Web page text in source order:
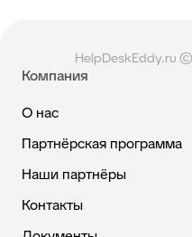
HelpDeskEddy.ru
Компания
О нас
Партнёрская программа
Наши партнёры
Контакты